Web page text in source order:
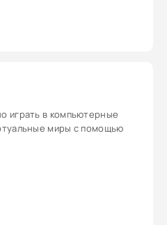
играть в компьютерные
миры с помощью